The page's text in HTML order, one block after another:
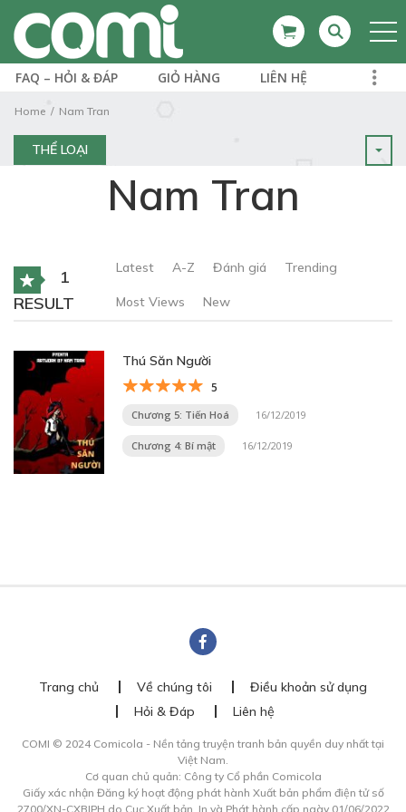
FAQ – HỎI & ĐÁP GIỎ HÀNG LIÊN HỆ
Home Nam Tran
THỂ LOẠI
Nam Tran
1
RESULT
Latest A-Z Đánh giá Trending
Most Views New
Thú Săn Người
5
Chương 5: Tiến Hoá 16/12/2019
Chương 4: Bí mật 16/12/2019
Trang chủ Về chúng tôi
Điều khoản sử dụng
Hỏi & Đáp
Liên hệ
COMI © 2024 Comicola - Nền tảng truyện tranh bản quyền duy nhất tại
Việt Nam.
Cơ quan chủ quản: Công ty Cổ phần Comicola
Giấy xác nhận Đăng ký hoạt động phát hành Xuất bản phẩm điện tử số
2700/XN-CXBIPH do Cục Xuất bản, In và Phát hành cấp ngày 01/06/2022